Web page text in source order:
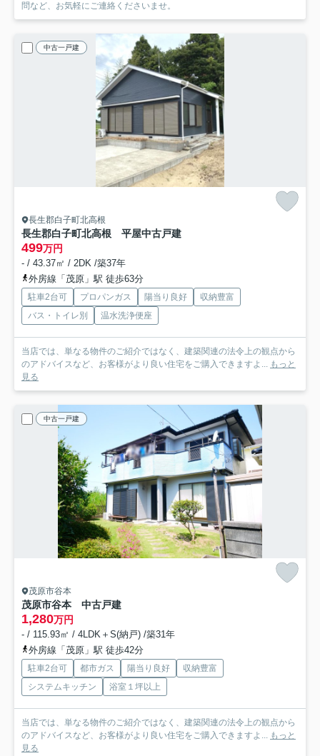
問など、お気軽にご連絡くださいませ。
中古一戸建
長生郡白子町北高根
長生郡白子町北高根 平屋中古戸建
499万円
- / 43.37㎡ / 2DK /築37年
外房線「茂原」駅 徒歩63分
駐車2台可 プロパンガス 陽当り良好
収納豊富
バス・トイレ別
温水洗浄便座
当店では、単なる物件のご紹介ではなく、建築関連の法令上の観点から
のアドバイスなど、お客様がより良い住宅をご購入できますよ... もっと
見る
中古一戸建
茂原市谷本
茂原市谷本 中古戸建
1,280万円
- / 115.93㎡ / 4LDK＋S(納戸) /築31年
外房線「茂原」駅 徒歩42分
駐車2台可 都市ガス 陽当り良好
収納豊富
システムキッチン
浴室１坪以上
当店では、単なる物件のご紹介ではなく、建築関連の法令上の観点から
のアドバイスなど、お客様がより良い住宅をご購入できますよ... もっと
見る